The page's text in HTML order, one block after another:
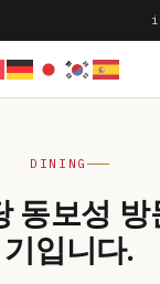
DINING
동보성 방
기입니다.